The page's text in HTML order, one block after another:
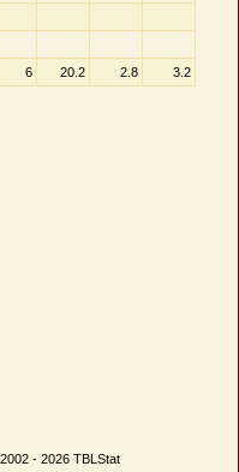
6 20.2 2.8 3.2
- 2026 TBLStat